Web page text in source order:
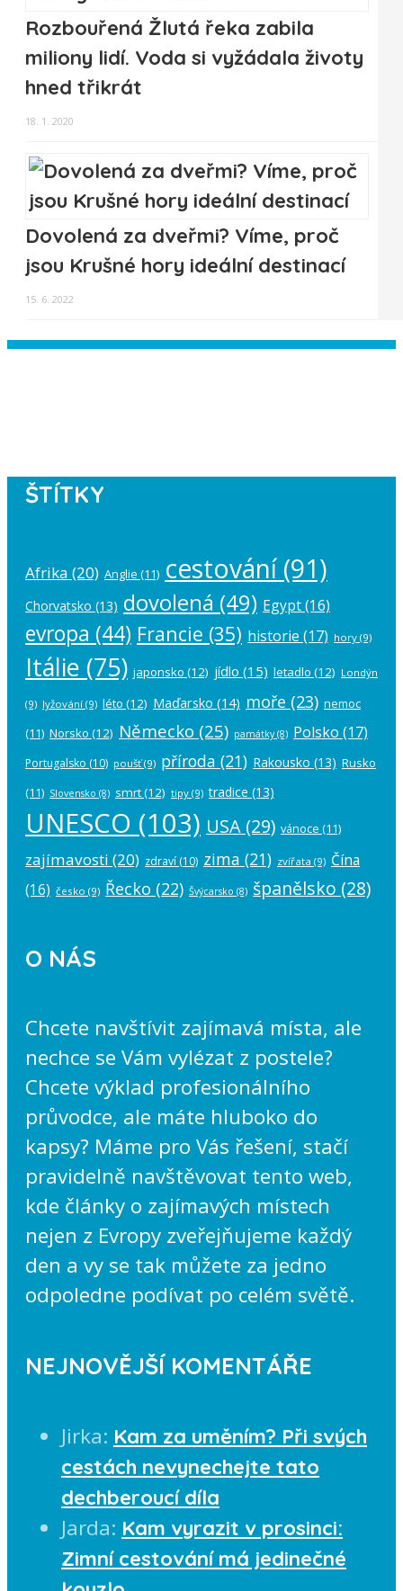
Rozbouřená Žlutá řeka zabila
miliony lidí. Voda si vyžádala životy
hned třikrát
18. 1. 2020
Dovolená za dveřmi? Víme, proč
jsou Krušné hory ideální destinací
15. 6. 2022
ŠTÍTKY
Afrika (20) Anglie (11) cestování(91)
Chorvatsko (13) dovolená (49) Egypt(16)
evropa (44) Francie (35) historie (17) hory (9)
Itálie (75) japonsko (12) jídlo (15) letadlo (12) Londýn
(9) lyžování (9) léto (12) Maďarsko (14) moře (23) nemoc
(11) Norsko (12) Německo (25) památky(8) Polsko (17)
Portugalsko (10) poušť(9) příroda (21) Rakousko (13) Rusko
(11) Slovensko (8) smrt(12) tipy (9) tradice (13)
UNESCO (103) USA (29) vánoce (11)
zajímavosti (20) zdraví (10) zima (21) zvířata (9) Čína
(16) česko (9) Řecko (22) Švýcarsko (8) španělsko (28)
O NÁS
Chcete navštívit zajímavá místa, ale
nechce se Vám vylézat z postele?
Chcete výklad profesionálního
průvodce, ale máte hluboko do
kapsy? Máme pro Vás řešení, stačí
pravidelně navštěvovat tento web,
kde články o zajímavých místech
nejen z Evropy zveřejňujeme každý
den a vy se tak můžete za jedno
odpoledne podívat po celém světě.
NEJNOVĚJŠÍ KOMENTÁŘE
Jirka: Kam za uměním? Při svých
cestách nevynechejte tato
dechberoucí díla
Jarda: Kam vyrazit v prosinci:
Zimní cestování má jedinečné